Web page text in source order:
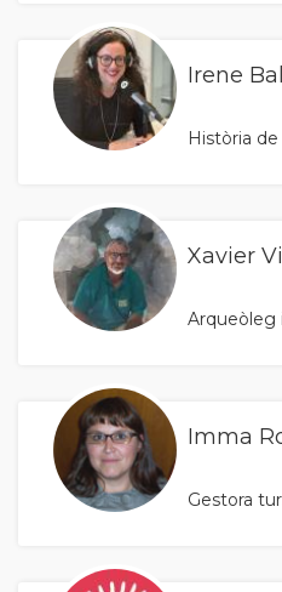
Irene
Història de
Xavier
Arqueòleg
Imma
Gestora